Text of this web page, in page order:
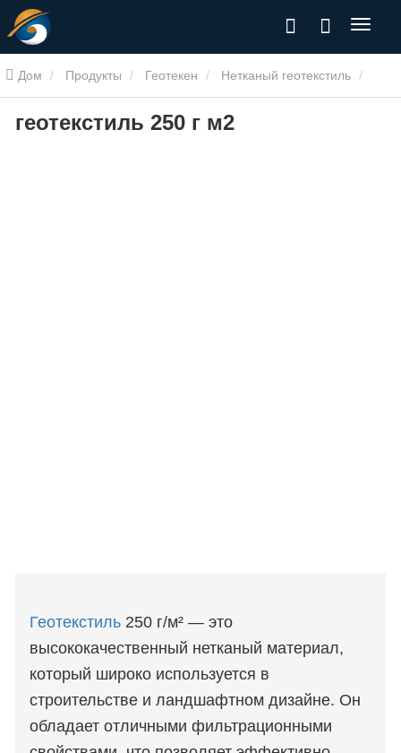
Дом Продукты Геотекен Нетканый геотекстиль
Геотекстиль 250 г м2
геотекстиль 250 г м2
Геотекстиль 250 г/м² — это
высококачественный нетканый материал,
который широко используется в
строительстве и ландшафтном дизайне. Он
обладает отличными фильтрационными